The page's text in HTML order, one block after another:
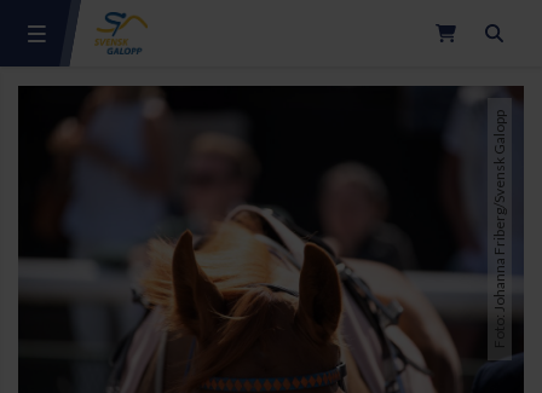
Foto: Johanna Friberg/Svensk Galopp